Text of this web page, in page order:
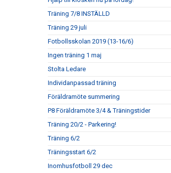
Träning 7/8 INSTÄLLD
Träning 29 juli
Fotbollsskolan 2019 (13-16/6)
Ingen träning 1 maj
Stolta Ledare
Individanpassad träning
Föräldramöte summering
P8 Föräldramöte 3/4 & Träningstider
Träning 20/2 - Parkering!
Träning 6/2
Träningsstart 6/2
Inomhusfotboll 29 dec